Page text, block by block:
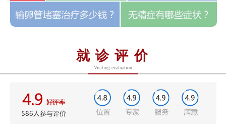
就诊评价
Visiting evaluation